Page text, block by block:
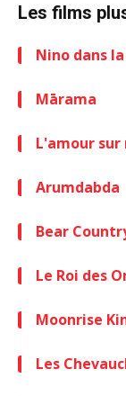
Les films
Nino dans
Mārama
L'amour sur
Arumdabda
Bear
Le Roi des
Moonrise
Les